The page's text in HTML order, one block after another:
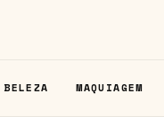
BELEZA MAQUIAGEM